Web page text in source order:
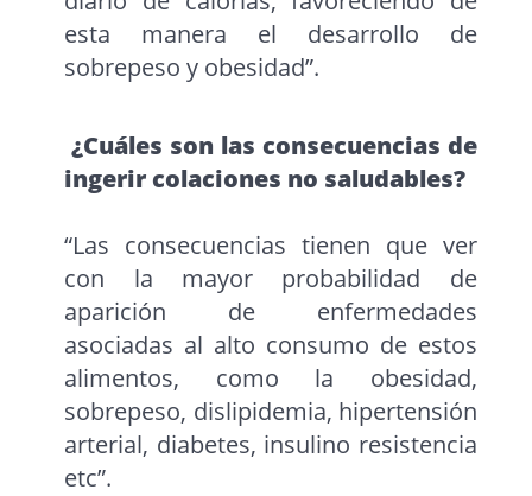
esta manera el desarrollo de
sobrepeso y obesidad”.
¿Cuáles son las consecuencias de
ingerir colaciones no saludables?
“Las consecuencias tienen que ver
con la mayor probabilidad de
aparición de enfermedades
asociadas al alto consumo de estos
alimentos, como la obesidad,
sobrepeso, dislipidemia, hipertensión
arterial, diabetes, insulino resistencia
etc”.